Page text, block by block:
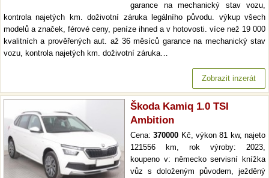
garance na mechanický stav vozu,
kontrola najetých km. doživotní záruka legálního původu. výkup všech
modelů a značek, férové ceny, peníze ihned a v hotovosti. více než 19 000
kvalitních a prověřených aut. až 36 měsíců garance na mechanický stav
vozu, kontrola najetých km. doživotní záruka…
Zobrazit inzerát
Škoda Kamiq 1.0 TSI
Ambition
Cena:370000 Kč, výkon 81 kw, najeto
121556 km, rok výroby: 2023,
koupeno v: německo servisní knížka
vůz s doloženým původem, ježděný